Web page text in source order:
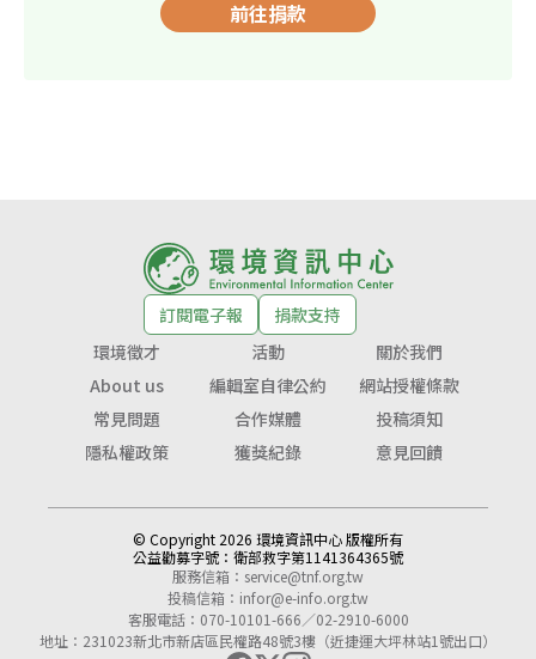
前往捐款
訂閱電子報
捐款支持
環境徵才
活動
關於我們
About us
編輯室自律公約
網站授權條款
常見問題
合作媒體
投稿須知
隱私權政策
獲獎紀錄 意見回饋
© Copyright 2026 環境資訊中心 版權所有
公益勸募字號： 衛部救字第1141364365號
服務信箱： service@tnf.org.tw
投稿信箱： infor@e-info.org.tw
客服電話：070-10101-666／02-2910-6000
地址：231023新北市新店區民權路48號3樓（近捷運大坪林站1號出口）